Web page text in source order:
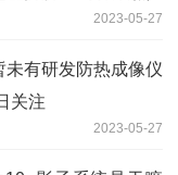
2023-05-27
有研发防热成像仪
关注
2023-05-27